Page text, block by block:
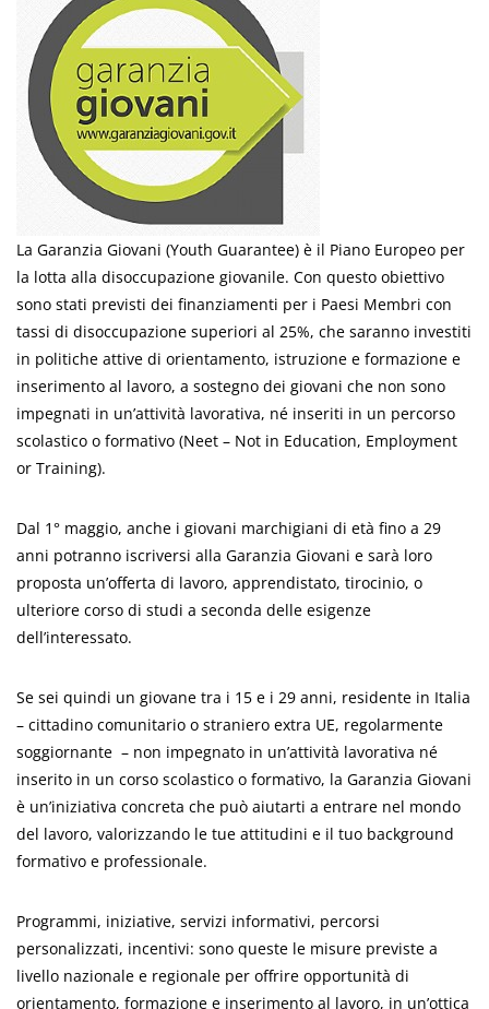
La Garanzia Giovani (Youth Guarantee) è il Piano Europeo per
la lotta alla disoccupazione giovanile. Con questo obiettivo
sono stati previsti dei finanziamenti per i Paesi Membri con
tassi di disoccupazione superiori al 25%, che saranno investiti
in politiche attive di orientamento, istruzione e formazione e
inserimento al lavoro, a sostegno dei giovani che non sono
impegnati in un’attività lavorativa, né inseriti in un percorso
scolastico o formativo (Neet – Not in Education, Employment
or Training).
Dal 1° maggio, anche i giovani marchigiani di età fino a 29
anni potranno iscriversi alla Garanzia Giovani e sarà loro
proposta un’offerta di lavoro, apprendistato, tirocinio, o
ulteriore corso di studi a seconda delle esigenze
dell’interessato.
Se sei quindi un giovane tra i 15 e i 29 anni, residente in Italia
– cittadino comunitario o straniero extra UE, regolarmente
soggiornante – non impegnato in un’attività lavorativa né
inserito in un corso scolastico o formativo, la Garanzia Giovani
è un’iniziativa concreta che può aiutarti a entrare nel mondo
del lavoro, valorizzando le tue attitudini e il tuo background
formativo e professionale.
Programmi, iniziative, servizi informativi, percorsi
personalizzati, incentivi: sono queste le misure previste a
livello nazionale e regionale per offrire opportunità di
orientamento, formazione e inserimento al lavoro, in un’ottica